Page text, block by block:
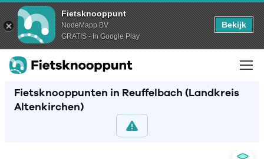
Fietsknooppunt
NodeMapp BV
GRATIS - In Google Play
Bekijk
Fietsknooppunten in Reuffelbach (Landkreis
Altenkirchen)